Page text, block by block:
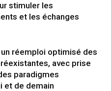
stimuler les
et les échanges
un réemploi optimisé des
avec prise
paradigmes
et de demain